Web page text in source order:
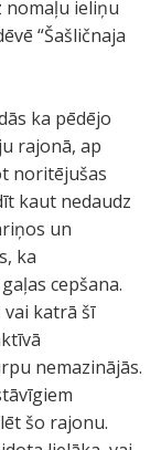
nomaļu ieliņu
“Šašličnaja
ka pēdējo
rajonā, ap
noritējušas
kaut nedaudz
un
ka
cepšana.
vai katrā šī
nemazinājās.
šo rajonu.